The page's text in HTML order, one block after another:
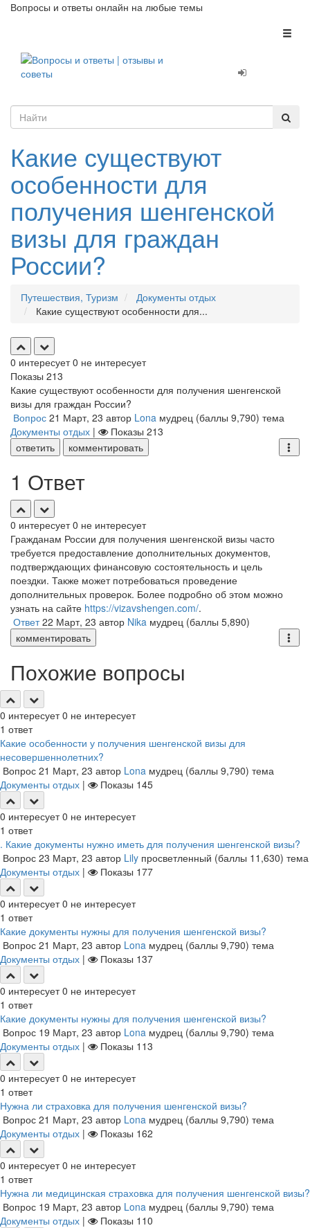
Вопросы и ответы онлайн на любые темы
Какие существуют
особенности для
получения шенгенской
визы для граждан
России?
Путешествия, Туризм
Документы отдых
Какие существуют особенности для...
0 интересует 0 не интересует
Показы 213
Какие существуют особенности для получения шенгенской
визы для граждан России?
Вопрос 21 Март, 23 автор Lona мудрец (баллы 9,790) тема
Документы отдых | Показы 213
ответить
комментировать
1 Ответ
0 интересует 0 не интересует
Гражданам России для получения шенгенской визы часто
требуется предоставление дополнительных документов,
подтверждающих финансовую состоятельность и цель
поездки. Также может потребоваться проведение
дополнительных проверок. Более подробно об этом можно
узнать на сайте https://vizavshengen.com/.
Ответ 22 Март, 23 автор Nika мудрец (баллы 5,890)
комментировать
Похожие вопросы
0 интересует 0 не интересует
1 ответ
Какие особенности у получения шенгенской визы для
несовершеннолетних?
Вопрос 21 Март, 23 автор Lona мудрец (баллы 9,790) тема
Документы отдых | Показы 145
0 интересует 0 не интересует
1 ответ
. Какие документы нужно иметь для получения шенгенской визы?
Вопрос 23 Март, 23 автор Lily просветленный (баллы 11,630) тема
Документы отдых | Показы 177
0 интересует 0 не интересует
1 ответ
Какие документы нужны для получения шенгенской визы?
Вопрос 21 Март, 23 автор Lona мудрец (баллы 9,790) тема
Документы отдых | Показы 137
0 интересует 0 не интересует
1 ответ
Какие документы нужны для получения шенгенской визы?
Вопрос 19 Март, 23 автор Lona мудрец (баллы 9,790) тема
Документы отдых | Показы 113
0 интересует 0 не интересует
1 ответ
Нужна ли страховка для получения шенгенской визы?
Вопрос 21 Март, 23 автор Lona мудрец (баллы 9,790) тема
Документы отдых | Показы 162
0 интересует 0 не интересует
1 ответ
Нужна ли медицинская страховка для получения шенгенской визы?
Вопрос 19 Март, 23 автор Lona мудрец (баллы 9,790) тема
Документы отдых | Показы 110